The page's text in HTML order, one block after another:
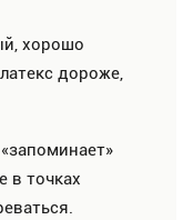
хорошо
дороже,
в точках